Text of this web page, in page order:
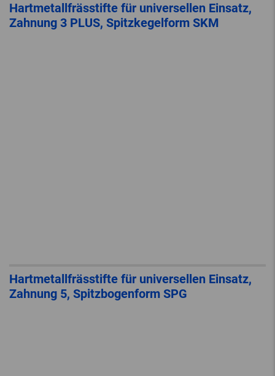
Hartmetallfrässtifte für universellen Einsatz,
Zahnung 3 PLUS, Spitzkegelform SKM
Hartmetallfrässtifte für universellen Einsatz,
Zahnung 5, Spitzbogenform SPG